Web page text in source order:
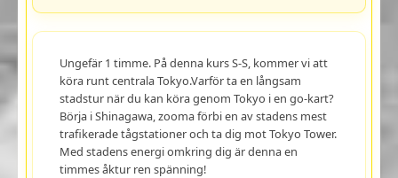
Ungefär 1 timme. På denna kurs S-S, kommer vi att
köra runt centrala Tokyo.Varför ta en långsam
stadstur när du kan köra genom Tokyo i en go-kart?
Börja i Shinagawa, zooma förbi en av stadens mest
trafikerade tågstationer och ta dig mot Tokyo Tower.
Med stadens energi omkring dig är denna en
timmes åktur ren spänning!